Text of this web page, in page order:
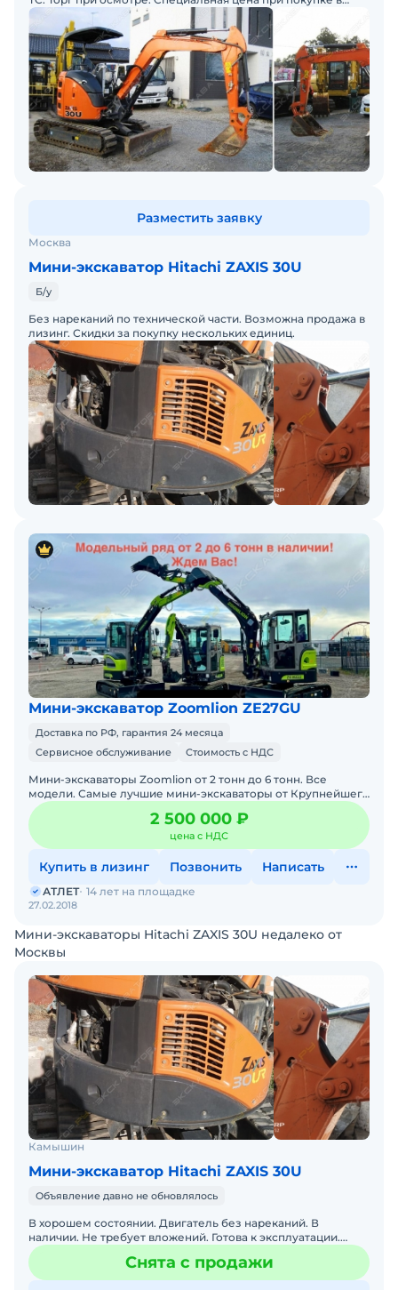
лизинг.
Москва
Мини-экскаватор Hitachi ZAXIS 30U
Б/у
Без нареканий по технической части. Возможна продажа в
лизинг. Скидки за покупку нескольких единиц.
Разместить заявку
Мини-экскаватор Zoomlion ZE27GU
Доставка по РФ, гарантия 24 месяца
Сервисное обслуживание
Стоимость с НДС
Мини-экскаваторы Zoomlion от 2 тонн до 6 тонн. Все
модели. Самые лучшие мини-экскаваторы от Крупнейшего
производителя ZOOMLION из Китая, в наличии со складов в
2 500 000 ₽
цена с НДС
Купить в лизинг Позвонить Написать
27.02.2018
АТЛЕТ 14 лет на площадке
Мини-экскаваторы Hitachi ZAXIS 30U недалеко от
Москвы
Камышин
Мини-экскаватор Hitachi ZAXIS 30U
Объявление давно не обновлялось
В хорошем состоянии. Двигатель без нареканий. В
наличии. Не требует вложений. Готова к эксплуатации.
Экскаватор только привезли с Японии, в России не
работал. З
Снята с продажи